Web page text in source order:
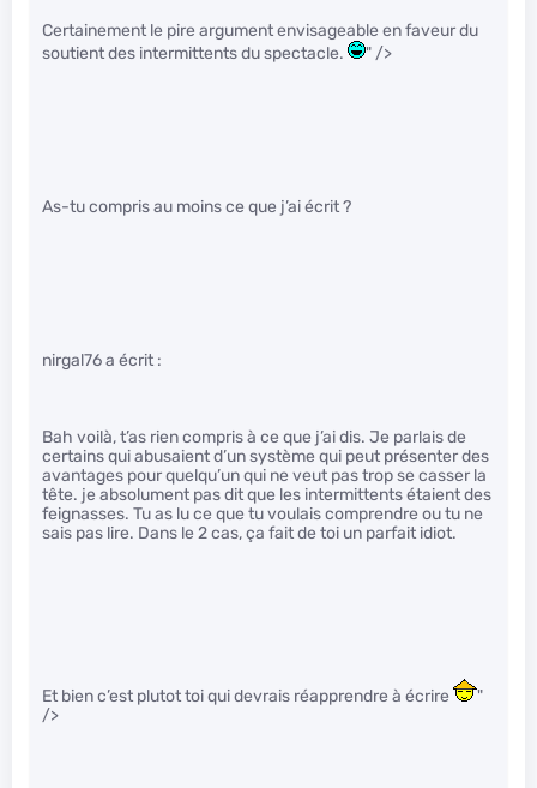
Certainement le pire argument envisageable en faveur du
soutient des intermittents du spectacle.
" />
As-tu compris au moins ce que j’ai écrit ?
nirgal76 a écrit :
Bah voilà, t’as rien compris à ce que j’ai dis. Je parlais de
certains qui abusaient d’un système qui peut présenter des
avantages pour quelqu’un qui ne veut pas trop se casser la
tête. je absolument pas dit que les intermittents étaient des
feignasses. Tu as lu ce que tu voulais comprendre ou tu ne
sais pas lire. Dans le 2 cas, ça fait de toi un parfait idiot.
Et bien c’est plutot toi qui devrais réapprendre à écrire
"
/>